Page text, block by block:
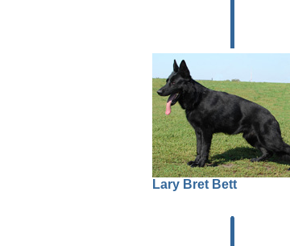
Lary Bret Bett